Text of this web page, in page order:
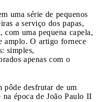
uma série de pequenos
a serviço dos papas,
uma pequena capela,
amplo. O artigo fornece
simples,
apenas com o
pôde desfrutar de um
época de João Paulo II